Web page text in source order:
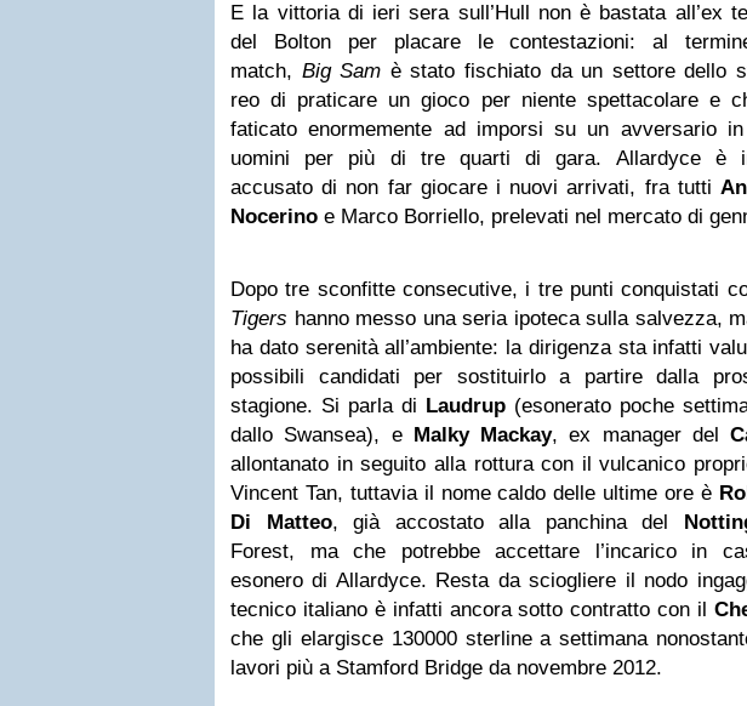
E la vittoria di ieri sera sull’Hull non è bastata all’ex
del Bolton per placare le contestazioni: al
match, Big Sam è stato fischiato da un settore dello
reo di praticare un gioco per niente spettacolare e
faticato enormemente ad imporsi su un avversario
uomini per più di tre quarti di gara. Allardyce è
accusato di non far giocare i nuovi arrivati, fra tutti
Nocerino e Marco Borriello, prelevati nel mercato di
Dopo tre sconfitte consecutive, i tre punti conquistati
Tigers hanno messo una seria ipoteca sulla salvezza,
ha dato serenità all’ambiente: la dirigenza sta infatti
possibili candidati per sostituirlo a partire dalla
stagione. Si parla di Laudrup (esonerato poche
dallo Swansea), e Malky Mackay, ex manager del
allontanato in seguito alla rottura con il vulcanico
Vincent Tan, tuttavia il nome caldo delle ultime ore è
Di Matteo, già accostato alla panchina del
Forest, ma che potrebbe accettare l’incarico in
esonero di Allardyce. Resta da sciogliere il nodo
tecnico italiano è infatti ancora sotto contratto con il
che gli elargisce 130000 sterline a settimana
lavori più a Stamford Bridge da novembre 2012.